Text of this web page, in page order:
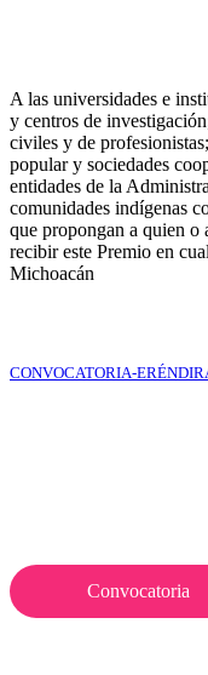
A las universidades e
y centros de
civiles y de
popular y sociedades
entidades de la
comunidades indígenas
que propongan a quien o
recibir este Premio en
Michoacán
CONVOCATORIA-
Convocatoria